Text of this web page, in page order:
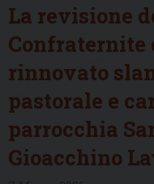
La revisione
Confraternite
rinnovato
pastorale e
parrocchia
Gioacchino